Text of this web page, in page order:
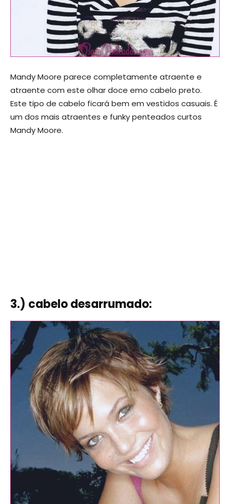
Mandy Moore parece completamente atraente e
atraente com este olhar doce emo cabelo preto.
Este tipo de cabelo ficará bem em vestidos casuais. É
um dos mais atraentes e funky penteados curtos
Mandy Moore.
3.) cabelo desarrumado: